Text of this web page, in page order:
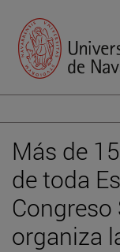
Más de
de toda
Congreso
organiza